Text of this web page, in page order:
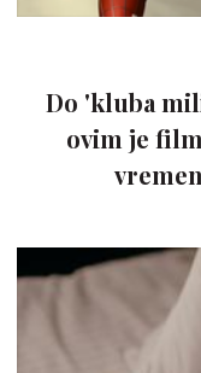
Do 'kluba
ovim je